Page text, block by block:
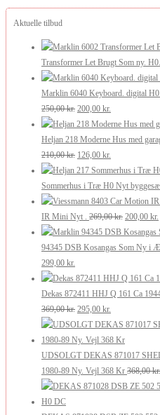
Aktuelle tilbud
Transformer Let Brugt Som ny. H0.
Marklin 6040 Keyboard. digital
250,00kr. Den
oprindelige
pris
var:
250,00 kr..
200,00 kr.
aktuelle
pris
200,00 kr..
Heljan 218 Moderne Hus med
210,00kr. Den
oprindelige
pris
var:
210,00 kr..
126,00 kr.
aktuelle
pris
er:
126,00 kr..
Sommerhus i Træ H0 Nyt
IR Mini Nyt .
269,00kr. Den
pris
269,00 kr..
200,00 kr.
94345 DSB Kosangas Som Ny i
Den
oprindelige
pris
var:
349,00 kr..
299,00 kr.
aktuelle
pris
er:
299,00 kr..
Dekas 872411 HHJ Q 161 Ca
369,00kr. Den
oprindelige
pris
var:
369,00 kr..
295,00 kr.
aktuelle
pris
er:
295,00 kr..
UDSOLGT DEKAS 871017
1980-89 Ny. Vejl 368 Kr 368,00kr.